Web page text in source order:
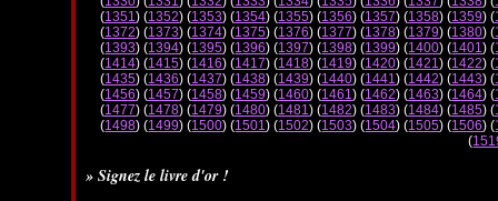
(1351) (1352) (1353) (1354) (1355) (1356) (1357) (1358) (1359) (
(1372) (1373) (1374) (1375) (1376) (1377) (1378) (1379) (1380) (
(1393) (1394) (1395) (1396) (1397) (1398) (1399) (1400) (1401) (
(1414) (1415) (1416) (1417) (1418) (1419) (1420) (1421) (1422) (
(1435) (1436) (1437) (1438) (1439) (1440) (1441) (1442) (1443) (
(1456) (1457) (1458) (1459) (1460) (1461) (1462) (1463) (1464) (
(1477) (1478) (1479) (1480) (1481) (1482) (1483) (1484) (1485) (
(1498) (1499) (1500) (1501) (1502) (1503) (1504) (1505) (1506) (
(
» Signez le livre d'or !